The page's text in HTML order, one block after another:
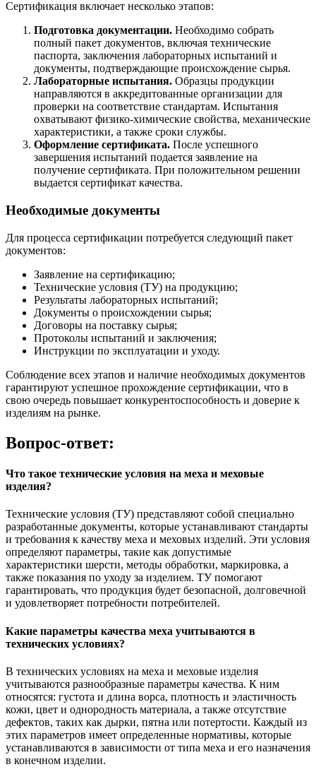
Сертификация включает несколько этапов:
Подготовка документации. Необходимо собрать
полный пакет документов, включая технические
паспорта, заключения лабораторных испытаний и
документы, подтверждающие происхождение сырья.
Лабораторные испытания. Образцы продукции
направляются в аккредитованные организации для
проверки на соответствие стандартам. Испытания
охватывают физико-химические свойства, механические
характеристики, а также сроки службы.
Оформление сертификата. После успешного
завершения испытаний подается заявление на
получение сертификата. При положительном решении
выдается сертификат качества.
Необходимые документы
Для процесса сертификации потребуется следующий пакет
документов:
Заявление на сертификацию;
Технические условия (ТУ) на продукцию;
Результаты лабораторных испытаний;
Документы о происхождении сырья;
Договоры на поставку сырья;
Протоколы испытаний и заключения;
Инструкции по эксплуатации и уходу.
Соблюдение всех этапов и наличие необходимых документов
гарантируют успешное прохождение сертификации, что в
свою очередь повышает конкурентоспособность и доверие к
изделиям на рынке.
Вопрос-ответ:
Что такое технические условия на меха и меховые
изделия?
Технические условия (ТУ) представляют собой специально
разработанные документы, которые устанавливают стандарты
и требования к качеству меха и меховых изделий. Эти условия
определяют параметры, такие как допустимые
характеристики шерсти, методы обработки, маркировка, а
также показания по уходу за изделием. ТУ помогают
гарантировать, что продукция будет безопасной, долговечной
и удовлетворяет потребности потребителей.
Какие параметры качества меха учитываются в
технических условиях?
В технических условиях на меха и меховые изделия
учитываются разнообразные параметры качества. К ним
относятся: густота и длина ворса, плотность и эластичность
кожи, цвет и однородность материала, а также отсутствие
дефектов, таких как дырки, пятна или потертости. Каждый из
этих параметров имеет определенные нормативы, которые
устанавливаются в зависимости от типа меха и его назначения
в конечном изделии.